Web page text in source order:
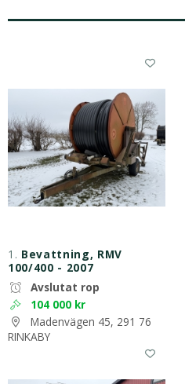
1. Bevattning, RMV
100/400 - 2007
Avslutat rop
104 000 kr
Madenvägen 45, 291 76
RINKABY